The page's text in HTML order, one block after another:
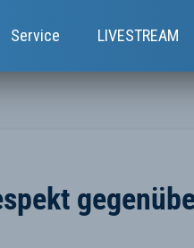
Service LIVESTREAM